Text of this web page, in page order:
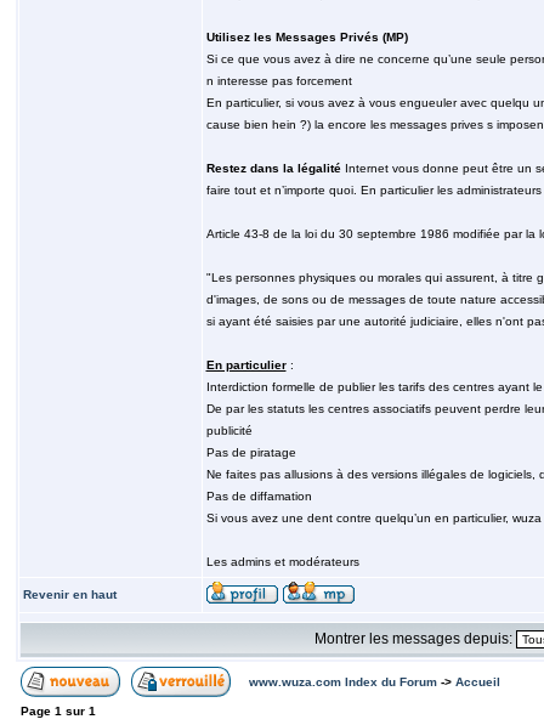
Utilisez les Messages Privés (MP)
Si ce que vous avez à dire ne concerne qu’une seule
n interesse pas forcement
En particulier, si vous avez à vous engueuler avec quelqu
cause bien hein ?) la encore les messages prives s
Restez dans la légalité Internet vous donne peut être un
faire tout et n’importe quoi. En particulier les
Article 43-8 de la loi du 30 septembre 1986 modifiée par la
"Les personnes physiques ou morales qui assurent, à titre
d'images, de sons ou de messages de toute nature
si ayant été saisies par une autorité judiciaire, elles n'ont
En particulier:
Interdiction formelle de publier les tarifs des centres ayant
De par les statuts les centres associatifs peuvent perdre
publicité
Pas de piratage
Ne faites pas allusions à des versions illégales de logiciels,
Pas de diffamation
Si vous avez une dent contre quelqu’un en particulier,
Les admins et modérateurs
Revenir en haut
Montrer les messages depuis:
www.wuza.com Index du Forum-> Accueil
Page 1 sur 1